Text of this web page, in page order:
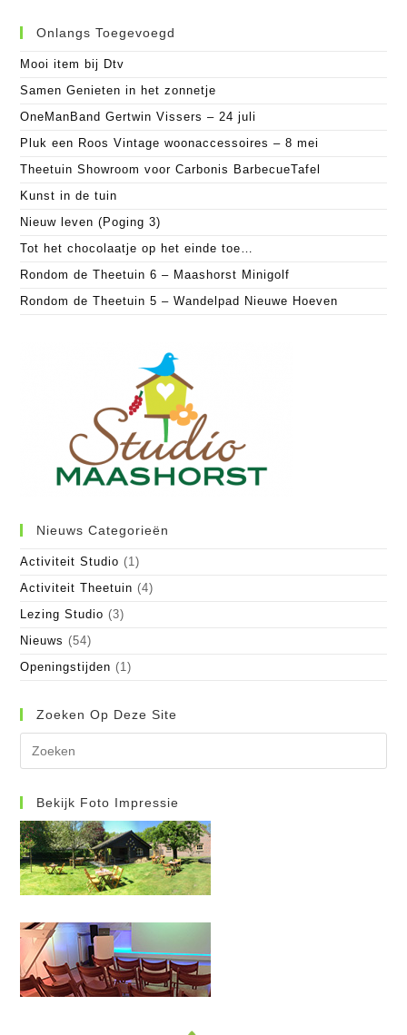
Onlangs Toegevoegd
Mooi item bij Dtv
Samen Genieten in het zonnetje
OneManBand Gertwin Vissers – 24 juli
Pluk een Roos Vintage woonaccessoires – 8 mei
Theetuin Showroom voor Carbonis BarbecueTafel
Kunst in de tuin
Nieuw leven (Poging 3)
Tot het chocolaatje op het einde toe…
Rondom de Theetuin 6 – Maashorst Minigolf
Rondom de Theetuin 5 – Wandelpad Nieuwe Hoeven
Nieuws Categorieën
Activiteit Studio (1)
Activiteit Theetuin (4)
Lezing Studio (3)
Nieuws (54)
Openingstijden (1)
Zoeken Op Deze Site
Bekijk Foto Impressie